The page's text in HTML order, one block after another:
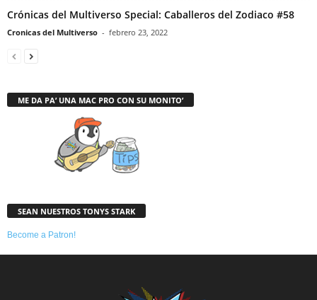
Crónicas del Multiverso Special: Caballeros del Zodiaco #58
Cronicas del Multiverso - febrero 23, 2022
ME DA PA’ UNA MAC PRO CON SU MONITO’
SEAN NUESTROS TONYS STARK
Become a Patron!